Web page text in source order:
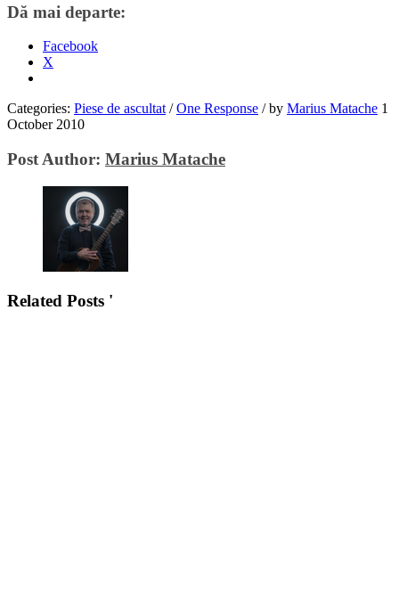
Dă mai departe:
Facebook
X
Categories: Piese de ascultat / One Response /by Marius Matache 1
October 2010
Post Author: Marius Matache
Related Posts '